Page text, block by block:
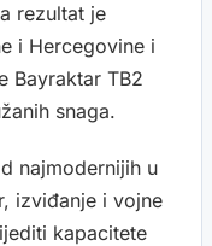
rezultat je
i Hercegovine i
Bayraktar TB2
snaga.
najmodernijih u
izviđanje i vojne
kapacitete